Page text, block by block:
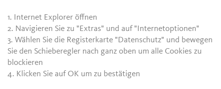
1. Internet Explorer öffnen
2. Navigieren Sie zu "Extras" und auf "Internetoptionen"
3. Wählen Sie die Registerkarte "Datenschutz" und bewegen
Sie den Schieberegler nach ganz oben um alle Cookies zu
blockieren
4. Klicken Sie auf OK um zu bestätigen